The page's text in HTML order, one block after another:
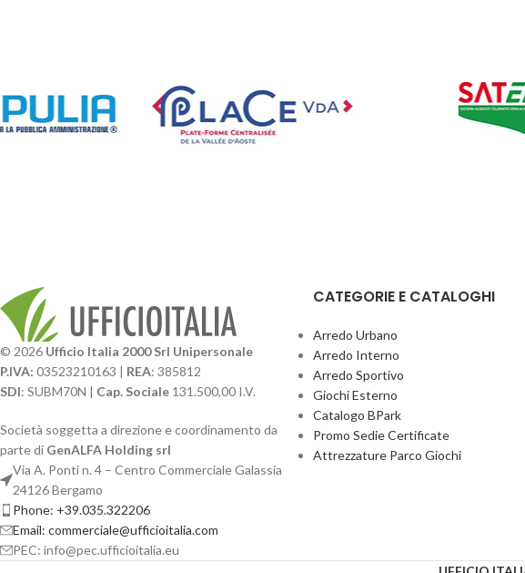
© 2026 Ufficio Italia 2000 Srl Unipersonale
P.IVA: 03523210163 | REA: 385812
SDI: SUBM70N | Cap. Sociale 131.500,00 I.V.
Società soggetta a direzione e coordinamento da
parte di GenALFA Holding srl
Via A. Ponti n. 4 – Centro Commerciale Galassia
24126 Bergamo
Phone: +39.035.322206
Email: commerciale@ufficioitalia.com
PEC: info@pec.ufficioitalia.eu
CATEGORIE E CATALOGHI
Arredo Urbano
Arredo Interno
Arredo Sportivo
Giochi Esterno
Catalogo BPark
Promo Sedie Certificate
Attrezzature Parco Giochi